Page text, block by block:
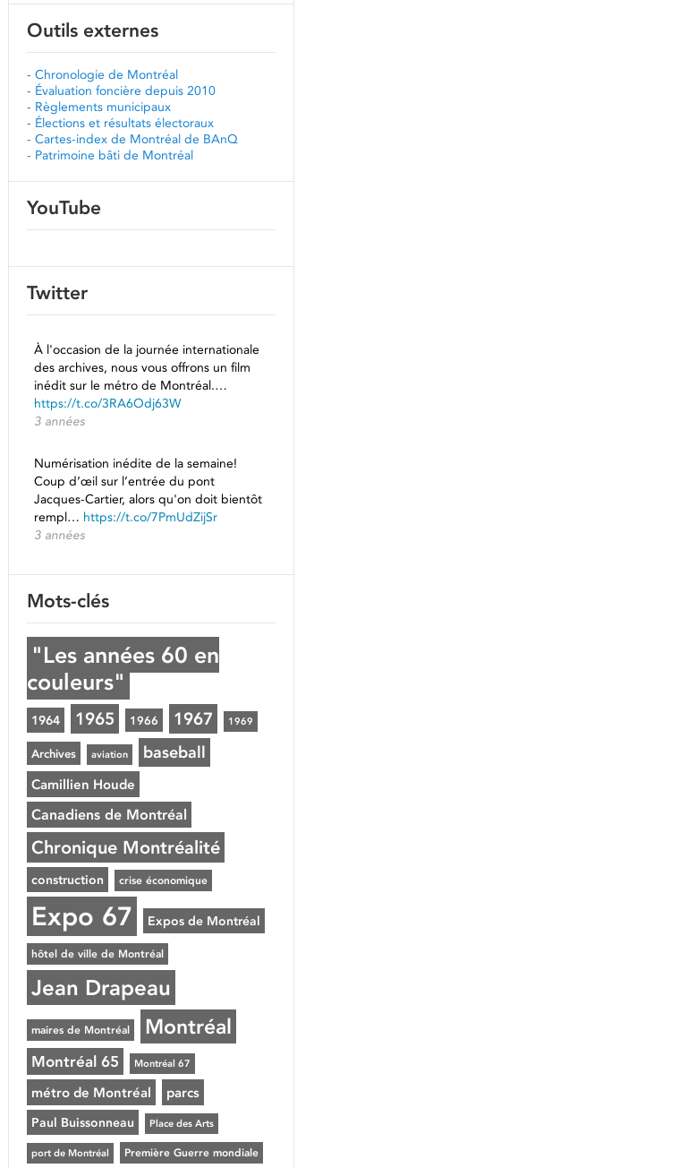
Outils externes
- Chronologie de Montréal
- Évaluation foncière depuis 2010
- Règlements municipaux
- Élections et résultats électoraux
- Cartes-index de Montréal de BAnQ
- Patrimoine bâti de Montréal
YouTube
Twitter
À l'occasion de la journée internationale
des archives, nous vous offrons un film
inédit sur le métro de Montréal.…
https://t.co/3RA6Odj63W
3 années
Numérisation inédite de la semaine!
Coup d’œil sur l’entrée du pont
Jacques-Cartier, alors qu'on doit bientôt
rempl… https://t.co/7PmUdZijSr
3 années
Mots-clés
"Les années 60 en
couleurs"
1964 1965 1966 1967 1969
Archives aviation baseball
Camillien Houde
Canadiens de Montréal
Chronique Montréalité
construction crise économique
Expo 67 Expos de Montréal
hôtel de ville de Montréal
Jean Drapeau
maires de Montréal Montréal
Montréal 65 Montréal 67
métro de Montréal parcs
Paul Buissonneau Place des Arts
port de Montréal Première Guerre mondiale